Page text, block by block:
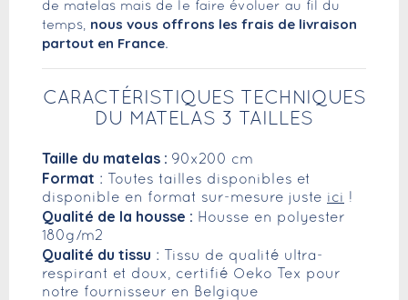
de matelas mais de le faire évoluer au fil du
temps, nous vous offrons les frais de livraison
partout en France.
CARACTÉRISTIQUES TECHNIQUES
DU MATELAS 3 TAILLES
Taille du matelas : 90x200 cm
Format : Toutes tailles disponibles et
disponible en format sur-mesure juste ici !
Qualité de la housse : Housse en polyester
180g/m2
Qualité du tissu : Tissu de qualité ultra-
respirant et doux, certifié Oeko Tex pour
notre fournisseur en Belgique